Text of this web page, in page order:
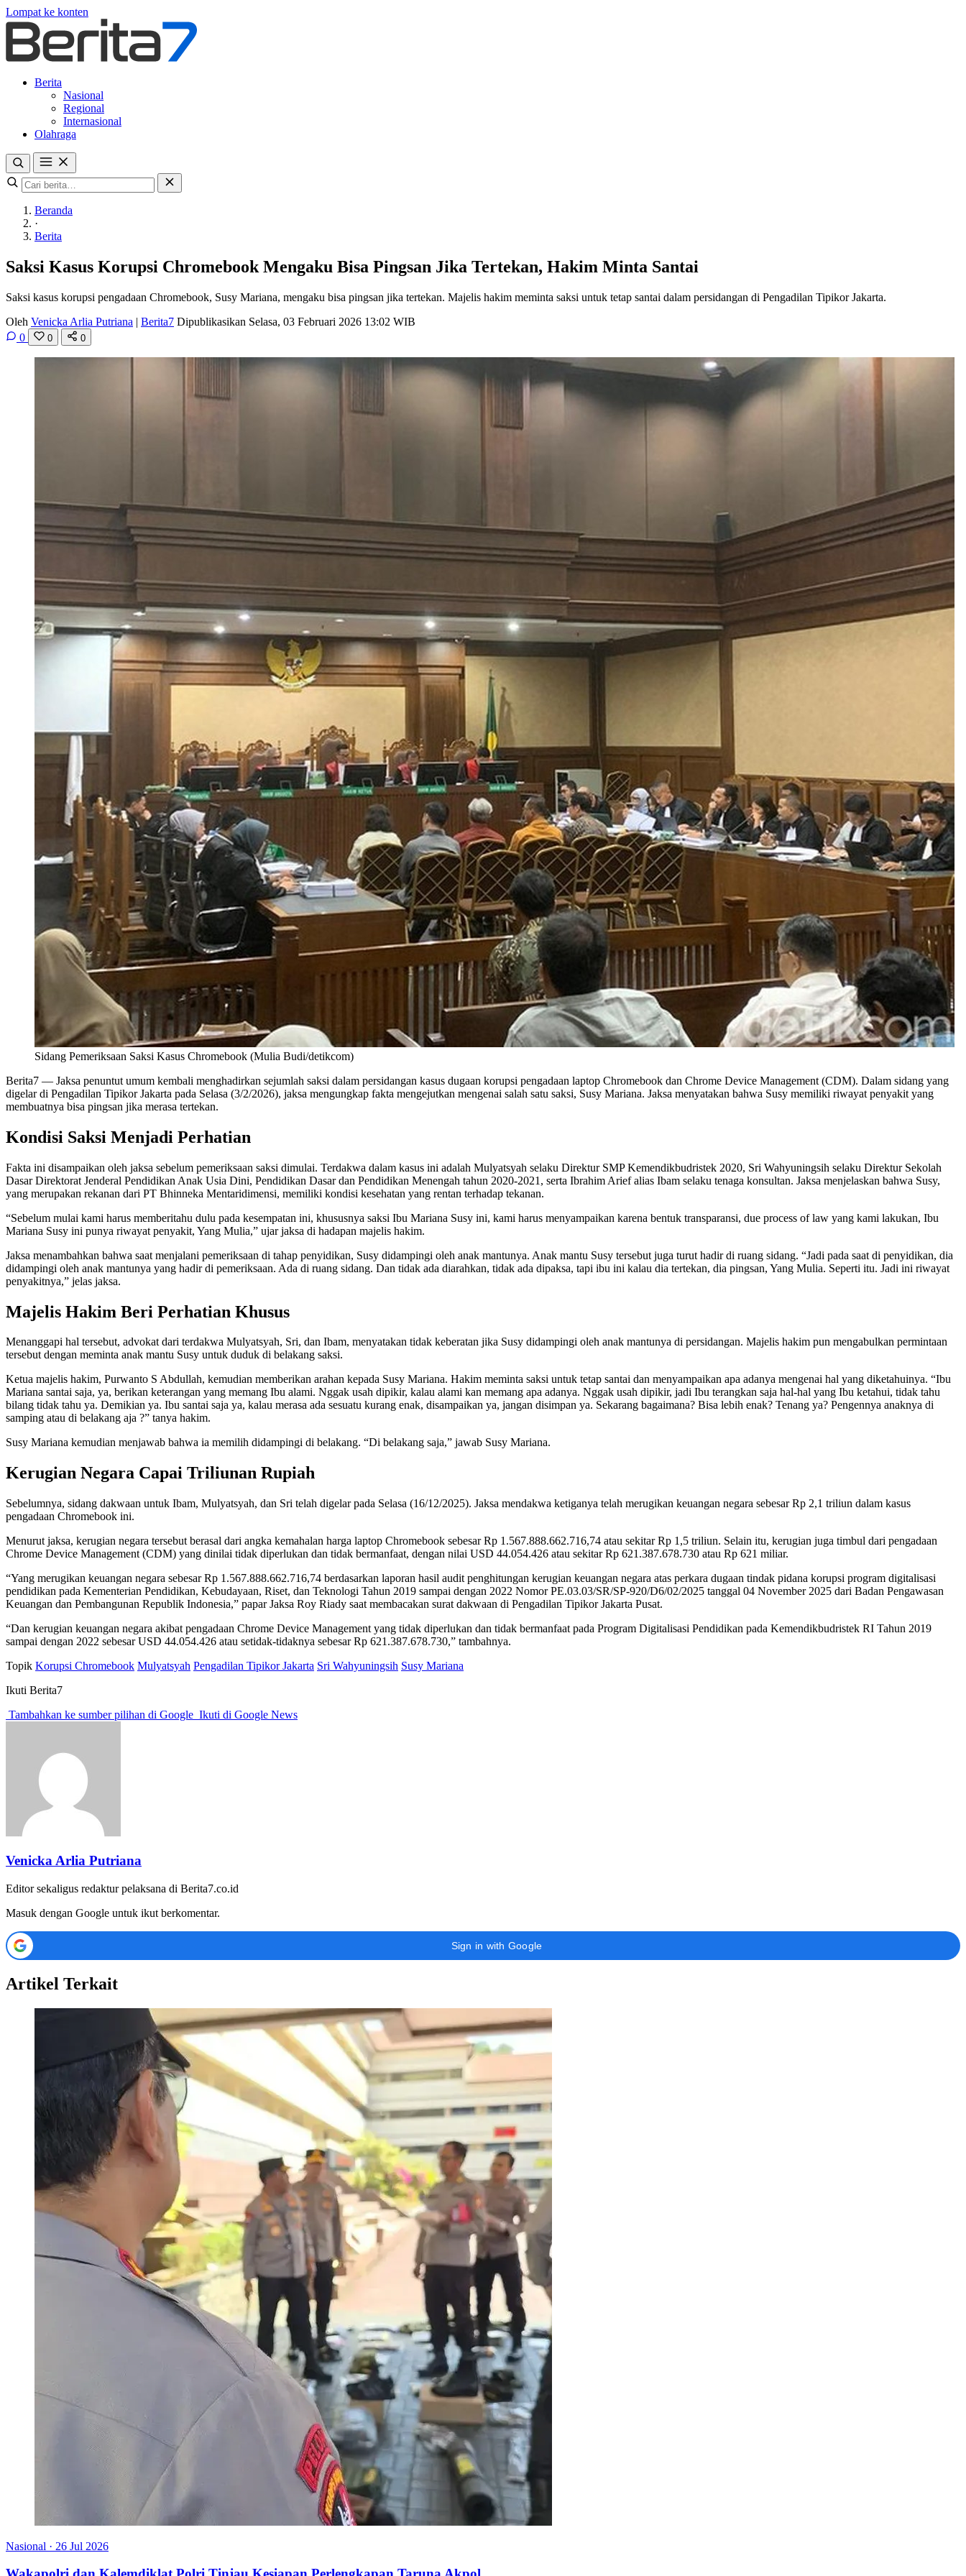
Lompat ke konten
Berita
Nasional
Regional
Internasional
Olahraga
Beranda
·
Berita
Saksi Kasus Korupsi Chromebook Mengaku Bisa Pingsan Jika Tertekan, Hakim Minta Santai
Saksi kasus korupsi pengadaan Chromebook, Susy Mariana, mengaku bisa pingsan jika tertekan. Majelis hakim meminta saksi untuk tetap santai dalam persidangan di Pengadilan Tipikor Jakarta.
Oleh Venicka Arlia Putriana | Berita7 Dipublikasikan Selasa, 03 Februari 2026 13:02 WIB
0
0 0
Sidang Pemeriksaan Saksi Kasus Chromebook (Mulia Budi/detikcom)
Berita7 — Jaksa penuntut umum kembali menghadirkan sejumlah saksi dalam persidangan kasus dugaan korupsi pengadaan laptop Chromebook dan Chrome Device Management (CDM). Dalam sidang yang
digelar di Pengadilan Tipikor Jakarta pada Selasa (3/2/2026), jaksa mengungkap fakta mengejutkan mengenai salah satu saksi, Susy Mariana. Jaksa menyatakan bahwa Susy memiliki riwayat penyakit yang
membuatnya bisa pingsan jika merasa tertekan.
Kondisi Saksi Menjadi Perhatian
Fakta ini disampaikan oleh jaksa sebelum pemeriksaan saksi dimulai. Terdakwa dalam kasus ini adalah Mulyatsyah selaku Direktur SMP Kemendikbudristek 2020, Sri Wahyuningsih selaku Direktur Sekolah
Dasar Direktorat Jenderal Pendidikan Anak Usia Dini, Pendidikan Dasar dan Pendidikan Menengah tahun 2020-2021, serta Ibrahim Arief alias Ibam selaku tenaga konsultan. Jaksa menjelaskan bahwa Susy,
yang merupakan rekanan dari PT Bhinneka Mentaridimensi, memiliki kondisi kesehatan yang rentan terhadap tekanan.
“Sebelum mulai kami harus memberitahu dulu pada kesempatan ini, khususnya saksi Ibu Mariana Susy ini, kami harus menyampaikan karena bentuk transparansi, due process of law yang kami lakukan, Ibu
Mariana Susy ini punya riwayat penyakit, Yang Mulia,” ujar jaksa di hadapan majelis hakim.
Jaksa menambahkan bahwa saat menjalani pemeriksaan di tahap penyidikan, Susy didampingi oleh anak mantunya. Anak mantu Susy tersebut juga turut hadir di ruang sidang. “Jadi pada saat di penyidikan, dia
didampingi oleh anak mantunya yang hadir di pemeriksaan. Ada di ruang sidang. Dan tidak ada diarahkan, tidak ada dipaksa, tapi ibu ini kalau dia tertekan, dia pingsan, Yang Mulia. Seperti itu. Jadi ini riwayat
penyakitnya,” jelas jaksa.
Majelis Hakim Beri Perhatian Khusus
Menanggapi hal tersebut, advokat dari terdakwa Mulyatsyah, Sri, dan Ibam, menyatakan tidak keberatan jika Susy didampingi oleh anak mantunya di persidangan. Majelis hakim pun mengabulkan permintaan
tersebut dengan meminta anak mantu Susy untuk duduk di belakang saksi.
Ketua majelis hakim, Purwanto S Abdullah, kemudian memberikan arahan kepada Susy Mariana. Hakim meminta saksi untuk tetap santai dan menyampaikan apa adanya mengenai hal yang diketahuinya. “Ibu
Mariana santai saja, ya, berikan keterangan yang memang Ibu alami. Nggak usah dipikir, kalau alami kan memang apa adanya. Nggak usah dipikir, jadi Ibu terangkan saja hal-hal yang Ibu ketahui, tidak tahu
bilang tidak tahu ya. Demikian ya. Ibu santai saja ya, kalau merasa ada sesuatu kurang enak, disampaikan ya, jangan disimpan ya. Sekarang bagaimana? Bisa lebih enak? Tenang ya? Pengennya anaknya di
samping atau di belakang aja ?” tanya hakim.
Susy Mariana kemudian menjawab bahwa ia memilih didampingi di belakang. “Di belakang saja,” jawab Susy Mariana.
Kerugian Negara Capai Triliunan Rupiah
Sebelumnya, sidang dakwaan untuk Ibam, Mulyatsyah, dan Sri telah digelar pada Selasa (16/12/2025). Jaksa mendakwa ketiganya telah merugikan keuangan negara sebesar Rp 2,1 triliun dalam kasus
pengadaan Chromebook ini.
Menurut jaksa, kerugian negara tersebut berasal dari angka kemahalan harga laptop Chromebook sebesar Rp 1.567.888.662.716,74 atau sekitar Rp 1,5 triliun. Selain itu, kerugian juga timbul dari pengadaan
Chrome Device Management (CDM) yang dinilai tidak diperlukan dan tidak bermanfaat, dengan nilai USD 44.054.426 atau sekitar Rp 621.387.678.730 atau Rp 621 miliar.
“Yang merugikan keuangan negara sebesar Rp 1.567.888.662.716,74 berdasarkan laporan hasil audit penghitungan kerugian keuangan negara atas perkara dugaan tindak pidana korupsi program digitalisasi
pendidikan pada Kementerian Pendidikan, Kebudayaan, Riset, dan Teknologi Tahun 2019 sampai dengan 2022 Nomor PE.03.03/SR/SP-920/D6/02/2025 tanggal 04 November 2025 dari Badan Pengawasan
Keuangan dan Pembangunan Republik Indonesia,” papar Jaksa Roy Riady saat membacakan surat dakwaan di Pengadilan Tipikor Jakarta Pusat.
“Dan kerugian keuangan negara akibat pengadaan Chrome Device Management yang tidak diperlukan dan tidak bermanfaat pada Program Digitalisasi Pendidikan pada Kemendikbudristek RI Tahun 2019
sampai dengan 2022 sebesar USD 44.054.426 atau setidak-tidaknya sebesar Rp 621.387.678.730,” tambahnya.
Topik Korupsi Chromebook Mulyatsyah Pengadilan Tipikor Jakarta Sri Wahyuningsih Susy Mariana
Ikuti Berita7
Tambahkan ke sumber pilihan di Google Ikuti di Google News
Venicka Arlia Putriana
Editor sekaligus redaktur pelaksana di Berita7.co.id
Masuk dengan Google untuk ikut berkomentar.
Sign in with Google
Artikel Terkait
Nasional · 26 Jul 2026